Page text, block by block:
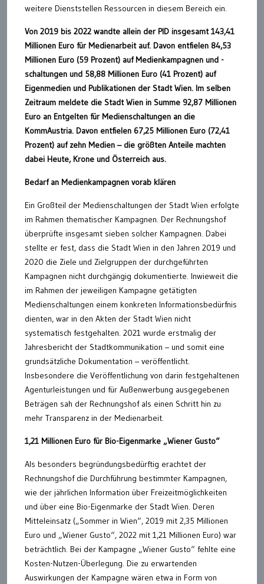
weitere Dienststellen Ressourcen in diesem Bereich ein.
Von 2019 bis 2022 wandte allein der PID insgesamt 143,41
Millionen Euro für Medienarbeit auf. Davon entfielen 84,53
Millionen Euro (59 Prozent) auf Medienkampagnen und -
schaltungen und 58,88 Millionen Euro (41 Prozent) auf
Eigenmedien und Publikationen der Stadt Wien. Im selben
Zeitraum meldete die Stadt Wien in Summe 92,87 Millionen
Euro an Entgelten für Medienschaltungen an die
KommAustria. Davon entfielen 67,25 Millionen Euro (72,41
Prozent) auf zehn Medien – die größten Anteile machten
dabei Heute, Krone und Österreich aus.
Bedarf an Medienkampagnen vorab klären
Ein Großteil der Medienschaltungen der Stadt Wien erfolgte
im Rahmen thematischer Kampagnen. Der Rechnungshof
überprüfte insgesamt sieben solcher Kampagnen. Dabei
stellte er fest, dass die Stadt Wien in den Jahren 2019 und
2020 die Ziele und Zielgruppen der durchgeführten
Kampagnen nicht durchgängig dokumentierte. Inwieweit die
im Rahmen der jeweiligen Kampagne getätigten
Medienschaltungen einem konkreten Informationsbedürfnis
dienten, war in den Akten der Stadt Wien nicht
systematisch festgehalten. 2021 wurde erstmalig der
Jahresbericht der Stadtkommunikation – und somit eine
grundsätzliche Dokumentation – veröffentlicht.
Insbesondere die Veröffentlichung von darin festgehaltenen
Agenturleistungen und für Außenwerbung ausgegebenen
Beträgen sah der Rechnungshof als einen Schritt hin zu
mehr Transparenz in der Medienarbeit.
1,21 Millionen Euro für Bio-Eigenmarke „Wiener Gusto“
Als besonders begründungsbedürftig erachtet der
Rechnungshof die Durchführung bestimmter Kampagnen,
wie der jährlichen Information über Freizeitmöglichkeiten
und über eine Bio-Eigenmarke der Stadt Wien. Deren
Mitteleinsatz („Sommer in Wien“, 2019 mit 2,35 Millionen
Euro und „Wiener Gusto“, 2022 mit 1,21 Millionen Euro) war
beträchtlich. Bei der Kampagne „Wiener Gusto“ fehlte eine
Kosten-Nutzen-Überlegung. Die zu erwartenden
Auswirkungen der Kampagne wären etwa in Form von